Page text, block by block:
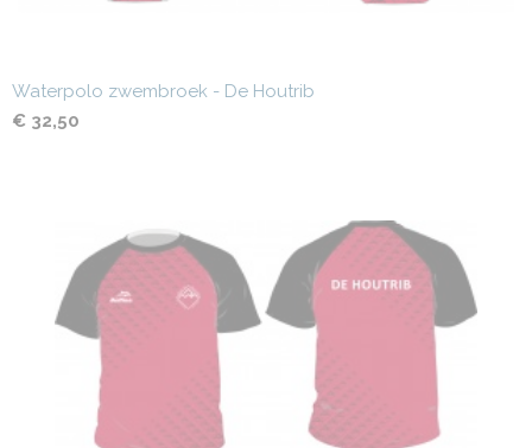
Waterpolo zwembroek - De Houtrib
€ 32,50